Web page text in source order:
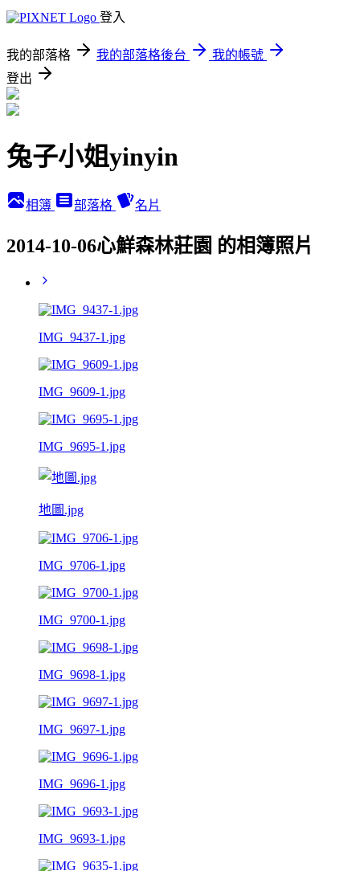
登入
我的部落格 我的部落格後台
我的帳號
登出
兔子小姐yinyin
相簿 部落格 名片
2014-10-06心鮮森林莊園 的相簿照片
IMG_9437-1.jpg
IMG_9609-1.jpg
IMG_9695-1.jpg
地圖.jpg
IMG_9706-1.jpg
IMG_9700-1.jpg
IMG_9698-1.jpg
IMG_9697-1.jpg
IMG_9696-1.jpg
IMG_9693-1.jpg